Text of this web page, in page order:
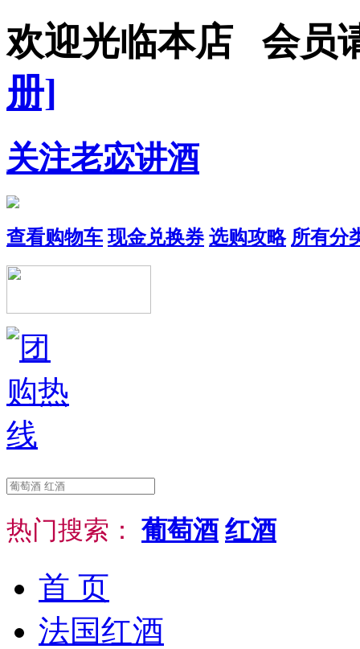
欢迎光临本店 会
册]
关注老宓讲酒
查看购物车 现金兑换券 选购攻略 所有分
热门搜索： 葡萄酒 红酒
首 页
法国红酒